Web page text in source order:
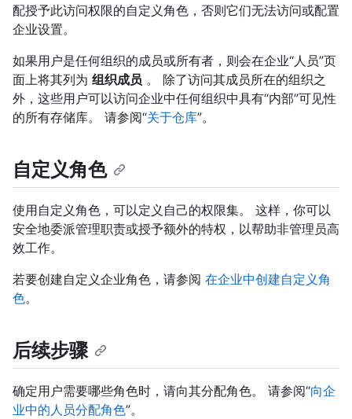
配授予此访问权限的自定义角色，否则它们无法访问或配置
企业设置。
如果用户是任何组织的成员或所有者，则会在企业“人员”页
面上将其列为 组织成员 。 除了访问其成员所在的组织之
外，这些用户可以访问企业中任何组织中具有“内部”可见性
的所有存储库。 请参阅“关于仓库”。
自定义角色
使用自定义角色，可以定义自己的权限集。 这样，你可以
安全地委派管理职责或授予额外的特权，以帮助非管理员高
效工作。
若要创建自定义企业角色，请参阅 在企业中创建自定义角
色。
后续步骤
确定用户需要哪些角色时，请向其分配角色。 请参阅“向企
业中的人员分配角色”。